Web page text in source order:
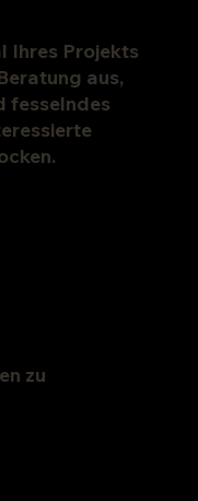
Ihres Projekts
aus,
fesselndes
zu